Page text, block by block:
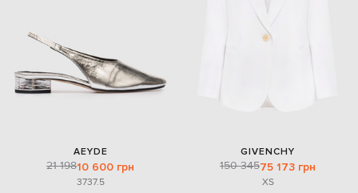
AEYDE
21 19810 600 грн
3737.5
GIVENCHY
150 34575 173 грн
XS